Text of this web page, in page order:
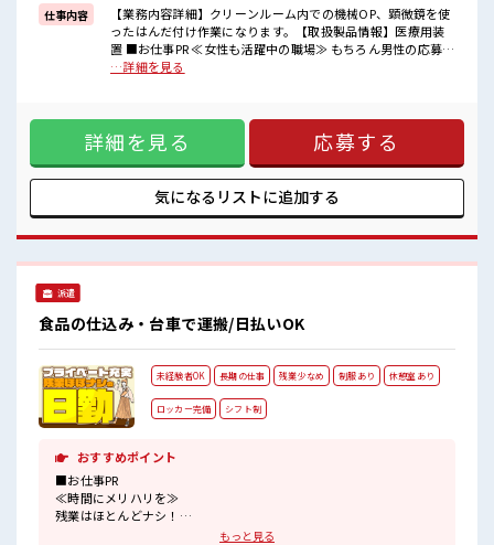
■職場の雰囲気
女性も活躍しやすい雰囲気の職場です！
髪型・髪色自由♪
派手過ぎなければOKだから、
プライベートも謳歌できる☆
仕事内容
【業務内容詳細】クリーンルーム内での機械OP、顕微鏡を使
ったはんだ付け作業になります。【取扱製品情報】医療用装
置 ■お仕事PR ≪女性も活躍中の職場≫ もちろん男性の応募も
OKですよ！ ≪時間にメリハリを≫ 残業はほとんどナシ！ 場
有)制服があると毎日の服選びに悩まずOK♪ ≪初めての仕事
だけど自分にもできそう≫ 新しいことにチャレンジするのは
不安だけど、 しっかり働く環境が整っています！ イチからス
キルUP・ステップUP目指していきましょう！ ■職場の雰囲
気 女性も活躍しやすい雰囲気の職場です！ 髪型・髪色自由♪
派手過ぎなければOKだから、 モチベーションもUP！ 残業は
…詳細を見る
詳細を見る 応募する
気になるリストに追加する
派遣
食品の仕込み・台車で運搬/日払いOK
未経験者OK 長期の仕事 残業少なめ 制服あり 休憩室あり
ロッカー完備 シフト制
おすすめポイント
■お仕事PR
≪時間にメリハリを≫
残業はほとんどナシ！
場合によってはお願いすることもあります♪
もっと見る